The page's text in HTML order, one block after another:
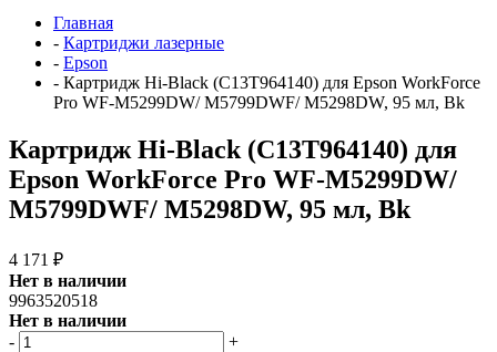
Главная
- Картриджи лазерные
- Epson
- Картридж Hi-Black (C13T964140) для Epson WorkForce
Pro WF-M5299DW/ M5799DWF/ M5298DW, 95 мл, Bk
Картридж Hi-Black (C13T964140) для
Epson WorkForce Pro WF-M5299DW/
M5799DWF/ M5298DW, 95 мл, Bk
4 171 ₽
Нет в наличии
9963520518
Нет в наличии
-
+